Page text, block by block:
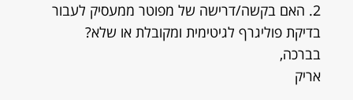
2. האם בקשה/דרישה של מפוטר ממעסיק לעבור
בדיקת פוליגרף לגיטימית ומקובלת או שלא?
בברכה,
אריק